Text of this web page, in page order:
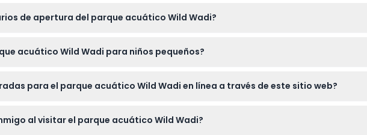
de apertura del parque acuático Wild Wadi?
la disponibilidad y los horarios exactos al reservar en línea en este sitio web.
acuático Wild Wadi para niños pequeños?
válida, pero deben estar acompañados por un adulto si son menores de 13
para el parque acuático Wild Wadi en línea a través de este sitio web?
al visitar el parque acuático Wild Wadi?